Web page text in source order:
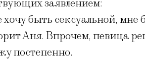
заявлением:
быть сексуальной, мне
Аня. Впрочем, певица
постепенно.